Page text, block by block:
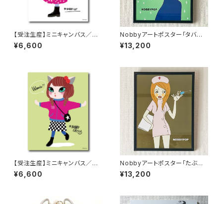
【受注生産】ミニキャンバス／Ma
-ko
¥6,600
Nobbyアートポスター「タバコ
とコンパクト」【額装】
¥13,200
【受注生産】ミニキャンバス／W
ooko
¥6,600
Nobbyアートポスター「たぶん、
ナース」【額装】
¥13,200